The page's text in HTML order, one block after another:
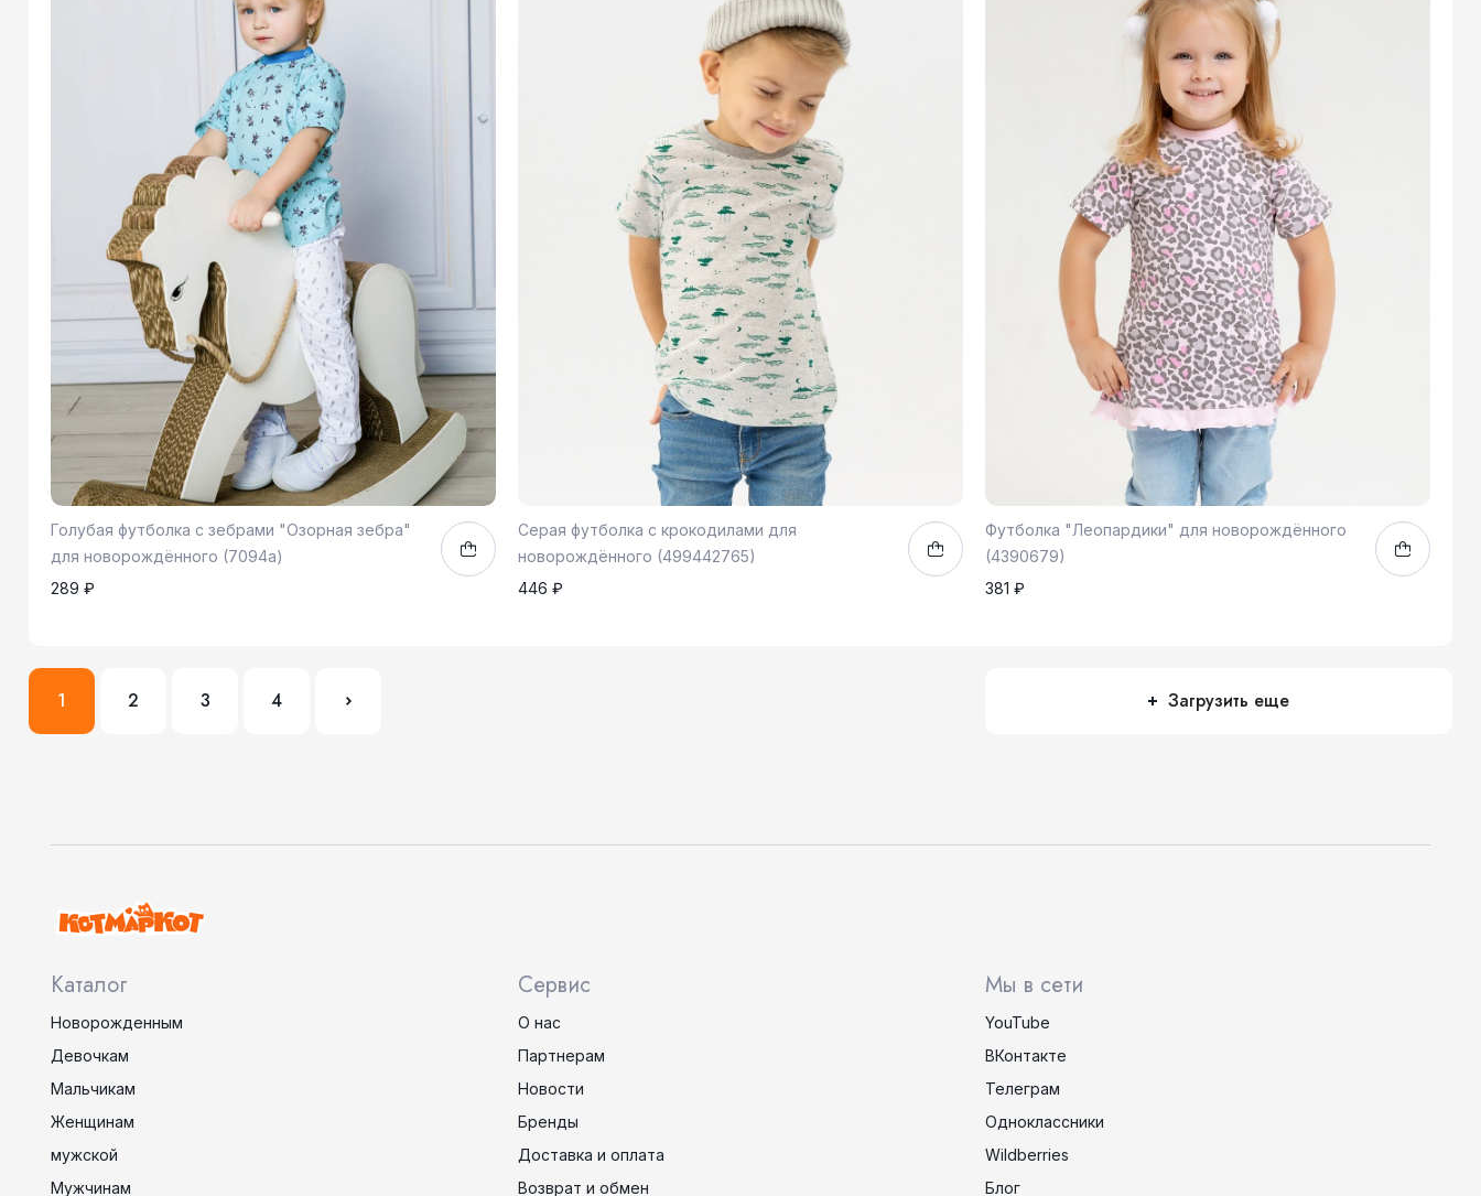
Голубая футболка с зебрами "Озорная зебра"
для новорождённого (7094а)
289 ₽
68
Серая футболка с крокодилами для
новорождённого (499442765)
446 ₽
104
Футболка "Леопардики" для новорождённого
(4390679)
381 ₽
68
1 2 3 4 Загрузить еще
Каталог
Новорожденным
Девочкам
Мальчикам
Женщинам
мужской
Мужчинам
Сервис
О нас
Партнерам
Новости
Бренды
Доставка и оплата
Возврат и обмен
Мы в сети
YouTube
ВКонтакте
Телеграм
Одноклассники
Wildberries
Блог